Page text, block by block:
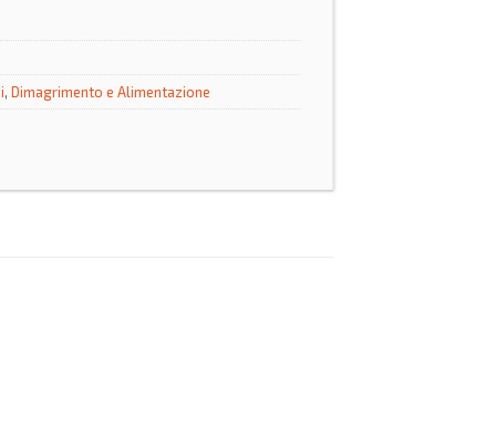
, Dimagrimento e Alimentazione